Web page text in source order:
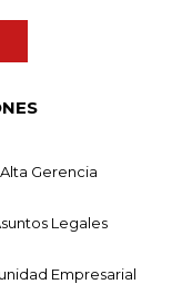
Alta Gerencia
Legales
Empresarial